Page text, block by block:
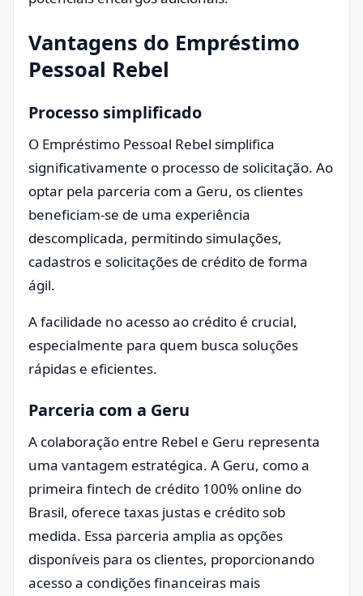
Vantagens do Empréstimo
Pessoal Rebel
Processo simplificado
O Empréstimo Pessoal Rebel simplifica
significativamente o processo de solicitação. Ao
optar pela parceria com a Geru, os clientes
beneficiam-se de uma experiência
descomplicada, permitindo simulações,
cadastros e solicitações de crédito de forma
ágil.
A facilidade no acesso ao crédito é crucial,
especialmente para quem busca soluções
rápidas e eficientes.
Parceria com a Geru
A colaboração entre Rebel e Geru representa
uma vantagem estratégica. A Geru, como a
primeira fintech de crédito 100% online do
Brasil, oferece taxas justas e crédito sob
medida. Essa parceria amplia as opções
disponíveis para os clientes, proporcionando
acesso a condições financeiras mais